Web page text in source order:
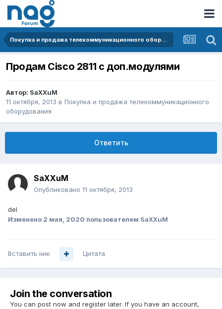
Покупка и продажа телекоммуникационного оборудования
Продам Cisco 2811 с доп.модулями
Автор: SaXXuM
11 октября, 2013 в Покупка и продажа телекоммуникационного
оборудования
Ответить
SaXXuM
Опубликовано 11 октября, 2013
del
Изменено 2 мая, 2020 пользователем SaXXuM
Вставить ник Цитата
Join the conversation
You can post now and register later. If you have an account,